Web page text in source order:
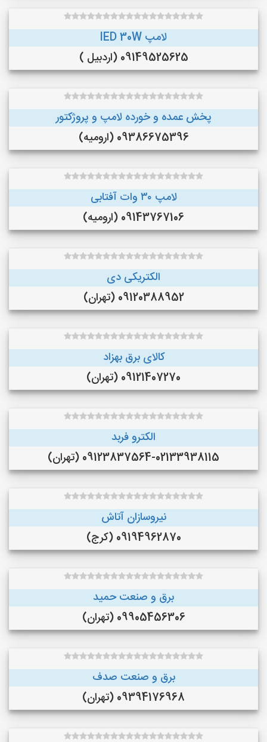
لامپ lED 30W
09149525625 (اردبیل )
پخش عمده و خورده لامپ و پروژکتور
09386675396 (ارومیه)
لامپ ۳۰ وات آفتابی
09143767106 (ارومیه)
الکتریکی دی
09120388952 (تهران)
کالای برق بهزاد
09121407270 (تهران)
الکترو فربد
09123837564-02133938115 (تهران)
نیروسازان آتاش
09194962870 (کرج)
برق و صنعت حمید
09905456306 (تهران)
برق و صنعت صدف
09394176968 (تهران)